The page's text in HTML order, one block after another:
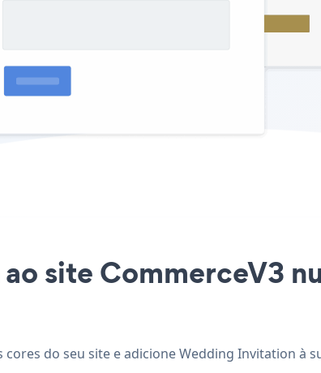
site CommerceV3
do seu site e adicione Wedding Invitation à